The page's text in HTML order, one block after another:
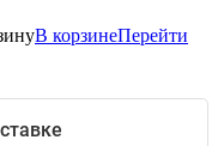
В корзинеПерейти